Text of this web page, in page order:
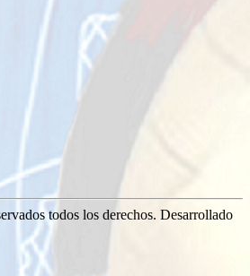
todos los derechos. Desarrollado